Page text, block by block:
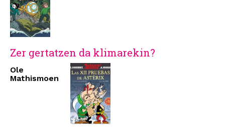
Zer gertatzen da klimarekin?
Ole
Mathismoen